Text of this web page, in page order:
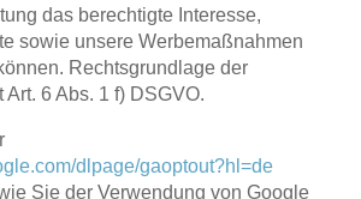
das berechtigte Interesse,
sowie unsere Werbemaßnahmen
Rechtsgrundlage der
6 Abs. 1 f) DSGVO.
dlpage/gaoptout?hl=de
Sie der Verwendung von Google